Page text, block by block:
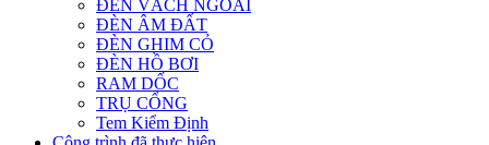
ĐÈN VÁCH NGOÀI
ĐÈN ÂM ĐẤT
ĐÈN GHIM CỎ
ĐÈN HỒ BƠI
RAM DỐC
TRỤ CỔNG
Tem Kiểm Định